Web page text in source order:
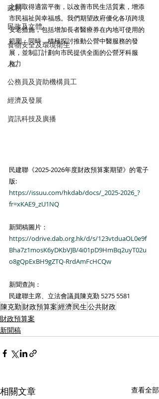
政制
民政及文體
食物安全及環境衛生
人力
公務員及資助機構員工
經濟及發展
資訊科技及廣播
之間取得適當平衡，以改善市民生活質素，增添
市民福祉與幸福感。我們期望政府優化各項跨境
安老措施，包括增加長者醫療券在內地可使用的
範圍；同時，積極探討推動公營中醫服務的發
展，並制訂計劃向市民提供全面的公營牙科服
務。
民建聯《2025-2026年度財政預算案期望》的電子
版:
https://issuu.com/hkdab/docs/_2025-2026_?
fr=xKAE9_zU1NQ
新聞稿圖片：
https://odrive.dab.org.hk/d/s/123vtduaOL0e9f
Bha7z1mosK6yDKbVJB/4i01pD9HmBq2uyT02u
o8gQpExBH9gZTQ-RrdAmFcHCQw
新聞查詢：
民建聯主席、立法會議員陳克勤 5275 5581
陳克勤 財政預算案經濟民生公共財政
財政預算案
新聞稿
相關文章 查看全部